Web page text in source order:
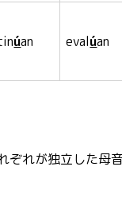
úan evalúan
ぞれが独立した母